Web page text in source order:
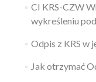
CI KRS-CZW
wykreśleniu
Odpis z KRS w
Jak otrzymać